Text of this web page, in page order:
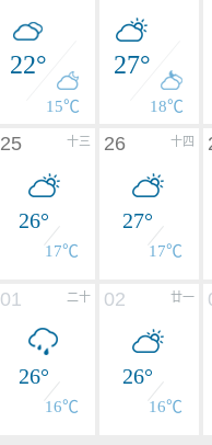
22°
15℃
27°
18℃
十三
25
26°
17℃
十四
26
27°
17℃
二十
01
26°
16℃
廿一
02
26°
16℃